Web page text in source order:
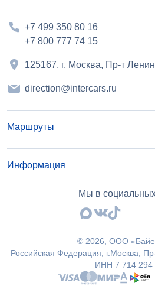
+7 499 350 80 16
+7 800 777 74 15
125167, г. Москва, Пр-т
direction@intercars.ru
Маршруты
Информация
Мы в
© 2026 , OOO
Российская Федерация, г.Москва,
ИНН 7 714 294